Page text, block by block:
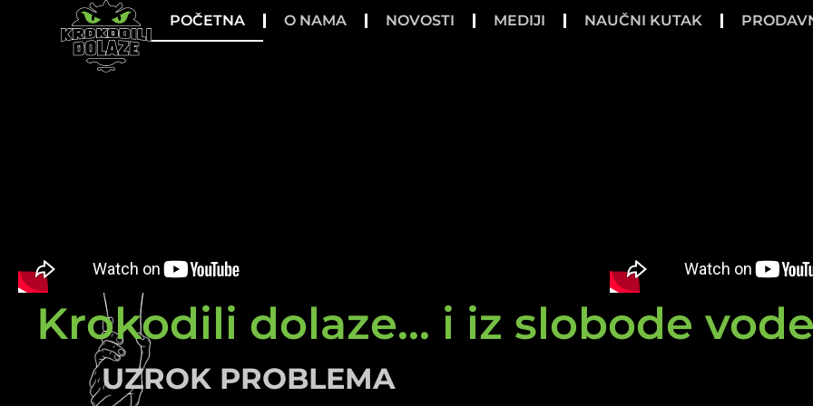
POČETNA O NAMA NOVOSTI MEDIJI NAUČNI KUTAK
Krokodili dolaze... i iz slobode
UZROK PROBLEMA